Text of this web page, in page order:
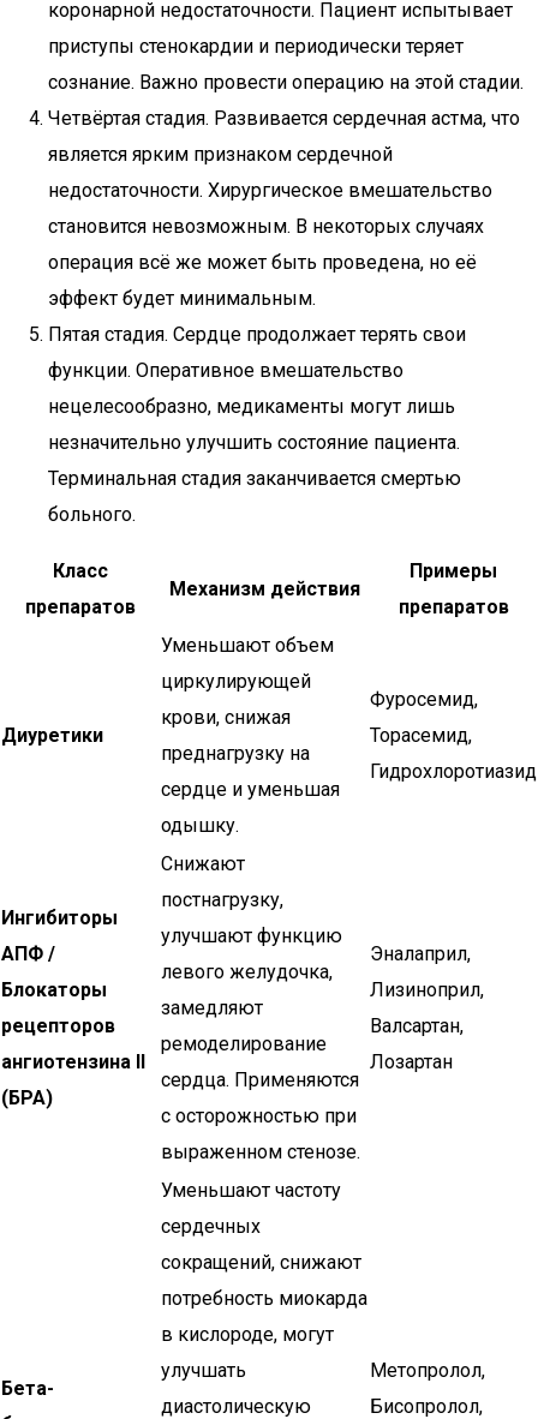
коронарной недостаточности. Пациент испытывает
приступы стенокардии и периодически теряет
сознание. Важно провести операцию на этой стадии.
Четвёртая стадия. Развивается сердечная астма, что
является ярким признаком сердечной
недостаточности. Хирургическое вмешательство
становится невозможным. В некоторых случаях
операция всё же может быть проведена, но её
эффект будет минимальным.
Пятая стадия. Сердце продолжает терять свои
функции. Оперативное вмешательство
нецелесообразно, медикаменты могут лишь
незначительно улучшить состояние пациента.
Терминальная стадия заканчивается смертью
больного.
Класс
препаратов
Механизм действия
Примеры
препаратов
Диуретики
Уменьшают объем
циркулирующей
крови, снижая
преднагрузку на
сердце и уменьшая
одышку.
Фуросемид,
Торасемид,
Гидрохлоротиазид
Ингибиторы
АПФ /
Блокаторы
рецепторов
ангиотензина II
(БРА)
Снижают
постнагрузку,
улучшают функцию
левого желудочка,
замедляют
ремоделирование
сердца. Применяются
с осторожностью при
выраженном стенозе.
Эналаприл,
Лизиноприл,
Валсартан,
Лозартан
Бета-
Уменьшают частоту
сердечных
сокращений, снижают
потребность миокарда
в кислороде, могут
улучшать
диастолическую
Метопролол,
Бисопролол,